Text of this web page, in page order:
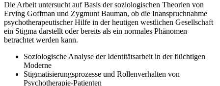
Die Arbeit untersucht auf Basis der soziologischen Theorien von
Erving Goffman und Zygmunt Bauman, ob die Inanspruchnahme
psychotherapeutischer Hilfe in der heutigen westlichen Gesellschaft
ein Stigma darstellt oder bereits als ein normales Phänomen
betrachtet werden kann.
Soziologische Analyse der Identitätsarbeit in der flüchtigen
Moderne
Stigmatisierungsprozesse und Rollenverhalten von
Psychotherapie-Patienten